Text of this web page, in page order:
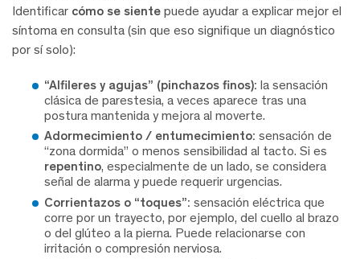
Identificar cómo se siente puede ayudar a explicar mejor el
síntoma en consulta (sin que eso signifique un diagnóstico
por sí solo):
“Alfileres y agujas” (pinchazos finos): la sensación
clásica de parestesia, a veces aparece tras una
postura mantenida y mejora al moverte.
Adormecimiento / entumecimiento: sensación de
“zona dormida” o menos sensibilidad al tacto. Si es
repentino, especialmente de un lado, se considera
señal de alarma y puede requerir urgencias.
Corrientazos o “toques”: sensación eléctrica que
corre por un trayecto, por ejemplo, del cuello al brazo
o del glúteo a la pierna. Puede relacionarse con
irritación o compresión nerviosa.